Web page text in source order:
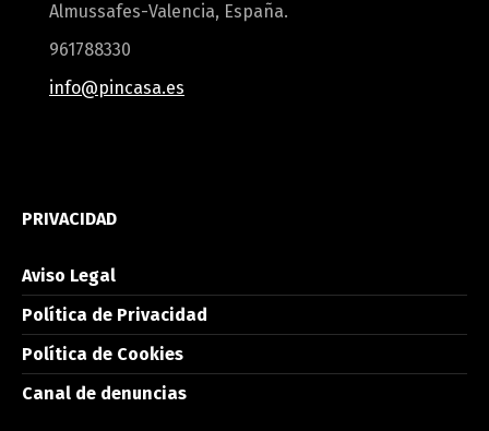
Almussafes-Valencia, España.
961788330
info@pincasa.es
PRIVACIDAD
Aviso Legal
Política de Privacidad
Política de Cookies
Canal de denuncias